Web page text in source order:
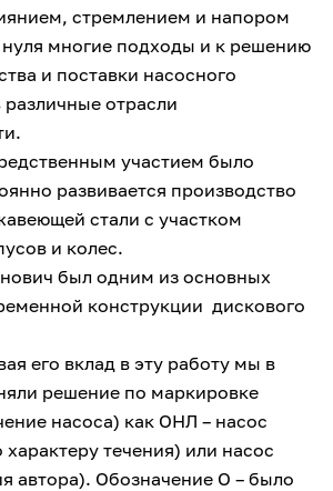
стремлением и напором
многие подходы и к решению
и поставки насосного
отрасли
участием было
развивается производство
стали с участком
и колес.
был одним из основных
конструкции дискового
его вклад в эту работу мы в
решение по маркировке
насоса) как ОНЛ – насос
течения) или насос
автора). Обозначение О – было